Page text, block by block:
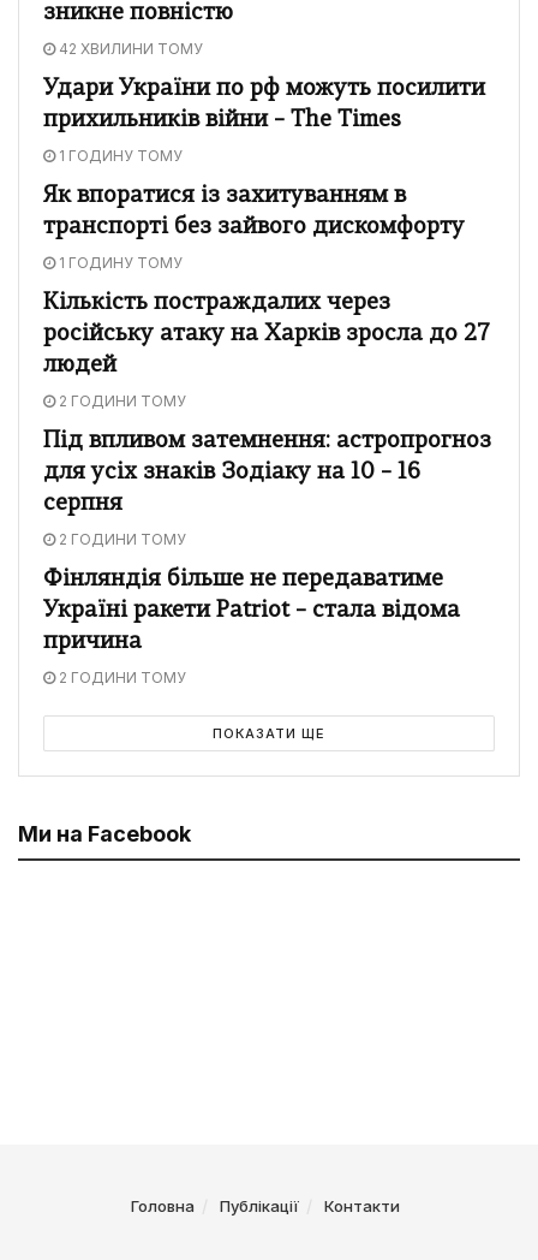
зникне повністю
42 ХВИЛИНИ ТОМУ
Удари України по рф можуть посилити
прихильників війни – The Times
1 ГОДИНУ ТОМУ
Як впоратися із захитуванням в
транспорті без зайвого дискомфорту
1 ГОДИНУ ТОМУ
Кількість постраждалих через
російську атаку на Харків зросла до 27
людей
2 ГОДИНИ ТОМУ
Під впливом затемнення: астропрогноз
для усіх знаків Зодіаку на 10 – 16
серпня
2 ГОДИНИ ТОМУ
Фінляндія більше не передаватиме
Україні ракети Patriot – стала відома
причина
2 ГОДИНИ ТОМУ
ПОКАЗАТИ ЩЕ
Ми на Facebook
Головна Публікації Контакти